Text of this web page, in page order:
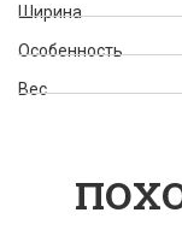
Ширина
Особенность
Вес